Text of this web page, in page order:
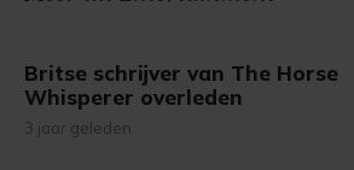
Britse schrijver van The Horse
Whisperer overleden
3 jaar geleden